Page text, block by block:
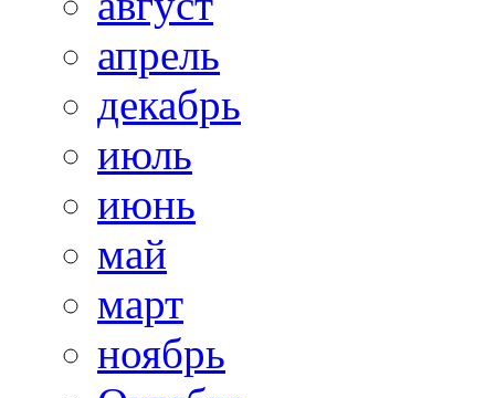
апрель
декабрь
июль
июнь
май
март
ноябрь